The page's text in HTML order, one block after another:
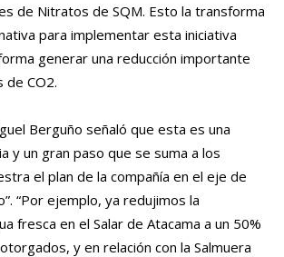
de Nitratos de SQM. Esto la transforma
para implementar esta iniciativa
generar una reducción importante
CO2.
Berguño señaló que esta es una
y un gran paso que se suma a los
el plan de la compañía en el eje de
“Por ejemplo, ya redujimos la
fresca en el Salar de Atacama a un 50%
y en relación con la Salmuera